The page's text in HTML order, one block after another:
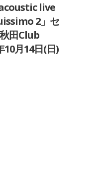
live
2」セ
田Club
10月14日(日)